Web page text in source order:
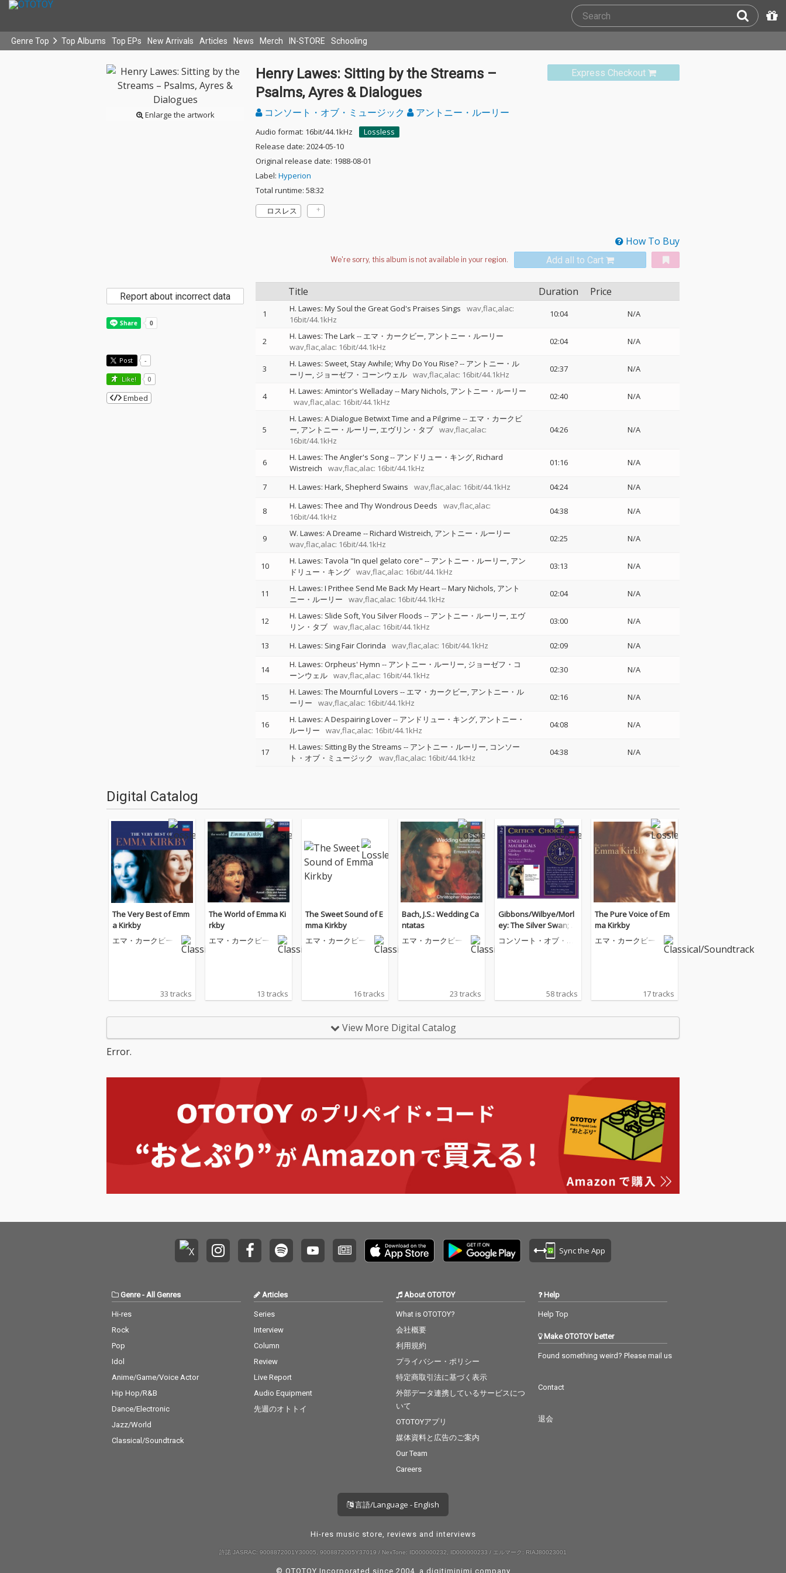
Genre Top Top Albums Top EPs New Arrivals Articles News Merch IN-STORE Schooling
Enlarge the artwork
Express Checkout
Henry Lawes: Sitting by the Streams –
Psalms, Ayres & Dialogues
コンソート・オブ・ミュージック アントニー・ルーリー
Audio format: 16bit/44.1kHz
Lossless
Release date: 2024-05-10
Original release date: 1988-08-01
Label: Hyperion
Total runtime: 58:32
ロスレス
How To Buy
Add all to Cart
Title Duration Price
1 H. Lawes: My Soul the Great God's Praises Sings
wav,flac,alac:
16bit/44.1kHz
10:04 N/A
2 H. Lawes: The Lark-- エマ・カークビー アントニー・ルーリー
wav,flac,alac: 16bit/44.1kHz
02:04 N/A
3 H. Lawes: Sweet, Stay Awhile; Why Do You Rise?-- アントニー・ル
ーリー ジョーゼフ・コーンウェル wav,flac,alac: 16bit/44.1kHz
02:37 N/A
4 H. Lawes: Amintor's Welladay--Mary Nichols アントニー・ルーリー
wav,flac,alac: 16bit/44.1kHz
02:40 N/A
5
H. Lawes: A Dialogue Betwixt Time and a Pilgrime -- エマ・カークビ
ー アントニー・ルーリー エヴリン・タブ wav,flac,alac:
16bit/44.1kHz
04:26 N/A
6 H. Lawes: The Angler's Song-- アンドリュー・キング Richard
Wistreich
wav,flac,alac: 16bit/44.1kHz
01:16 N/A
7 H. Lawes: Hark, Shepherd Swains wav,flac,alac: 16bit/44.1kHz 04:24 N/A
8 H. Lawes: Thee and Thy Wondrous Deeds
wav,flac,alac:
16bit/44.1kHz
04:38 N/A
9 W. Lawes: A Dreame --Richard Wistreich アントニー・ルーリー
wav,flac,alac: 16bit/44.1kHz
02:25 N/A
10 H. Lawes: Tavola "In quel gelato core" -- アントニー・ルーリー アン
ドリュー・キング wav,flac,alac: 16bit/44.1kHz
03:13 N/A
11 H. Lawes: I Prithee Send Me Back My Heart--Mary Nichols アント
ニー・ルーリー
wav,flac,alac: 16bit/44.1kHz
02:04 N/A
12 H. Lawes: Slide Soft, You Silver Floods -- アントニー・ルーリー エヴ
リン・タブ wav,flac,alac: 16bit/44.1kHz
03:00 N/A
13 H. Lawes: Sing Fair Clorinda wav,flac,alac: 16bit/44.1kHz 02:09 N/A
14 H. Lawes: Orpheus' Hymn -- アントニー・ルーリー ジョーゼフ・コ
ーンウェル wav,flac,alac: 16bit/44.1kHz
02:30 N/A
15 H. Lawes: The Mournful Lovers -- エマ・カークビー アントニー・ル
ーリー
wav,flac,alac: 16bit/44.1kHz
02:16 N/A
16 H. Lawes: A Despairing Lover-- アンドリュー・キング アントニー・
ルーリー
wav,flac,alac: 16bit/44.1kHz
04:08 N/A
17 H. Lawes: Sitting By the Streams -- アントニー・ルーリー コンソー
ト・オブ・ミュージック
wav,flac,alac: 16bit/44.1kHz
04:38 N/A
Report about incorrect data
Post -
Like! 0
Embed
Digital Catalog
The Very Best of Emm
a Kirkby
エマ・カークビー
33 tracks
The World of Emma Ki
rkby
エマ・カークビー
13 tracks
The Sweet Sound of E
mma Kirkby
エマ・カークビー
16 tracks
Bach, J.S.: Wedding Ca
ntatas
エマ・カークビー
23 tracks
Gibbons/Wilbye/Morl
ey: The Silver Swan; E
nglish Madrigals
コンソート・オブ・ミ
58 tracks
The Pure Voice of Em
ma Kirkby
エマ・カークビー
17 tracks
View More Digital Catalog
Error.
Sync the App
Genre- All Genres
Hi-res
Rock
Pop
Idol
Anime/Game/Voice Actor
Hip Hop/R&B
Dance/Electronic
Jazz/World
Classical/Soundtrack
Articles
Series
Interview
Column
Review
Live Report
Audio Equipment
先週のオトトイ
About OTOTOY
What is OTOTOY?
会社概要
利用規約
プライバシー・ポリシー
特定商取引法に基づく表示
外部データ連携しているサービスにつ
いて
OTOTOYアプリ
媒体資料と広告のご案内
Our Team
Careers
Help
Help Top
Make OTOTOY better
Found something weird? Please mail us
Contact
退会
言語/Language - English
Hi-res music store, reviews and interviews
許諾 JASRAC: 9008872001Y30005, 9008872005Y37019 / NexTone: ID000000232, ID000000233 / エルマーク: RIAJ80023001
© OTOTOY Incorporated since 2004, a digitiminimi company